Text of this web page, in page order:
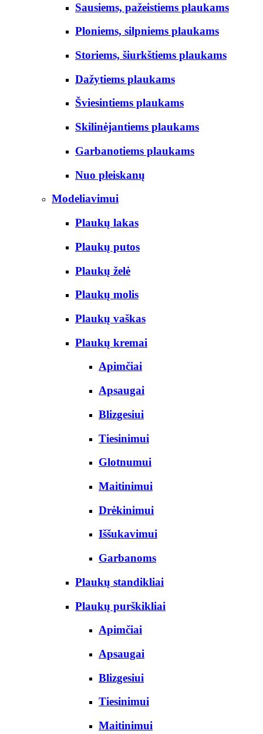
Sausiems, pažeistiems plaukams
Ploniems, silpniems plaukams
Storiems, šiurkštiems plaukams
Dažytiems plaukams
Šviesintiems plaukams
Skilinėjantiems plaukams
Garbanotiems plaukams
Nuo pleiskanų
Modeliavimui
Plaukų lakas
Plaukų putos
Plaukų želė
Plaukų molis
Plaukų vaškas
Plaukų kremai
Apimčiai
Apsaugai
Blizgesiui
Tiesinimui
Glotnumui
Maitinimui
Drėkinimui
Iššukavimui
Garbanoms
Plaukų standikliai
Plaukų purškikliai
Apimčiai
Apsaugai
Blizgesiui
Tiesinimui
Maitinimui